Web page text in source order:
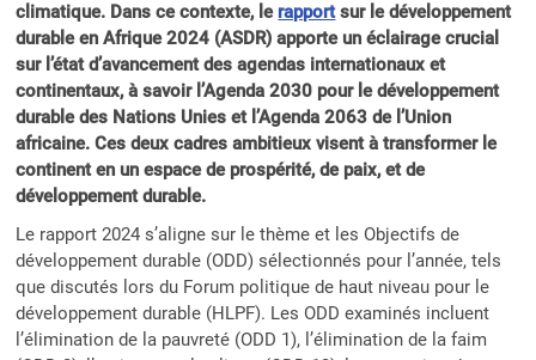
climatique. Dans ce contexte, le rapportsur le développement
durable en Afrique 2024 (ASDR) apporte un éclairage crucial
sur l’état d’avancement des agendas internationaux et
continentaux, à savoir l’Agenda 2030 pour le développement
durable des Nations Unies et l’Agenda 2063 de l’Union
africaine. Ces deux cadres ambitieux visent à transformer le
continent en un espace de prospérité, de paix, et de
développement durable.
Le rapport 2024 s’aligne sur le thème et les Objectifs de
développement durable (ODD) sélectionnés pour l’année, tels
que discutés lors du Forum politique de haut niveau pour le
développement durable (HLPF). Les ODD examinés incluent
l’élimination de la pauvreté (ODD 1), l’élimination de la faim